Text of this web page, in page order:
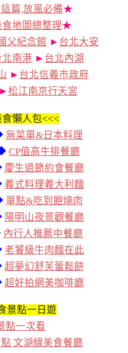
篇,放風必備★
地圖總整理★
父紀念館 ► 台北大安
北南港 ► 台北內湖
► 台北信義市政府
► 松江南京行天宮
懶人包<<<
無菜單&日本料理
CP值高牛排餐廳
慶生過節約會餐廳
義式料理義大利麵
單點&吃到飽燒肉
陽明山夜景觀餐廳
內行人推薦中餐廳
老饕級牛肉麵在此
超夢幻舒芙蕾鬆餅
超好拍網美咖啡廳
景點一日遊
點一次看
文湖線美食餐廳